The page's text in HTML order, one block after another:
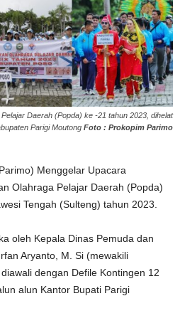
Daerah (Popda) ke -21 tahun 2023, dihelat
Parigi Moutong Foto : Prokopim Parimo
Menggelar Upacara
Olahraga Pelajar Daerah (Popda)
Tengah (Sulteng) tahun 2023.
oleh Kepala Dinas Pemuda dan
Aryanto, M. Si (mewakili
dengan Defile Kontingen 12
alun Kantor Bupati Parigi